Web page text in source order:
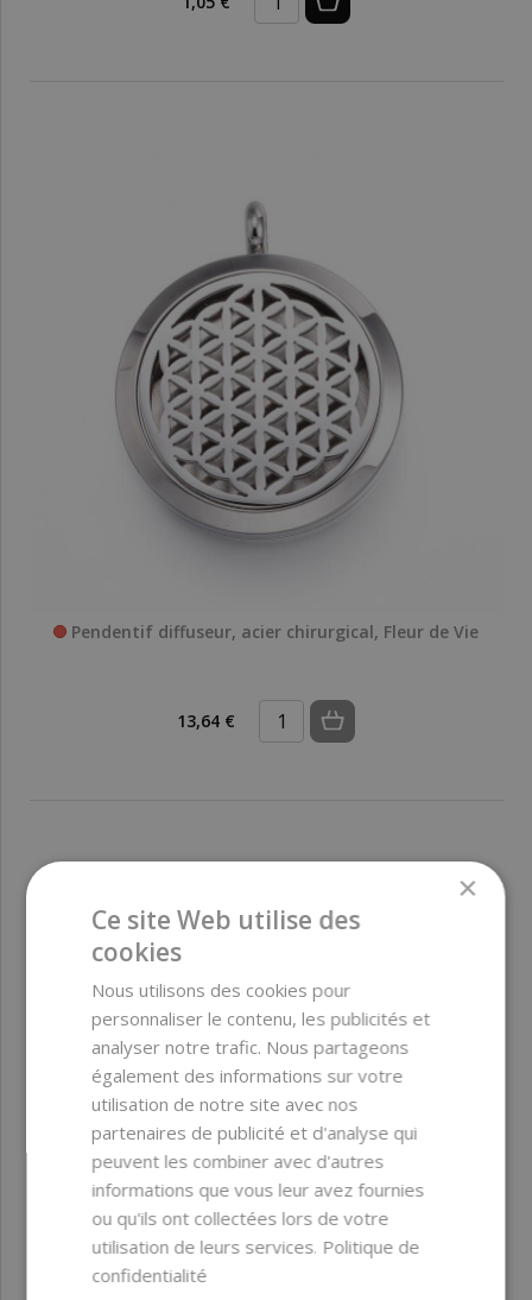
Pendentif diffuseur, acier chirurgical, Fleur de Vie
13,64 €
×
Ce site Web utilise des
cookies
Nous utilisons des cookies pour
personnaliser le contenu, les publicités et
analyser notre trafic. Nous partageons
également des informations sur votre
utilisation de notre site avec nos
partenaires de publicité et d'analyse qui
peuvent les combiner avec d'autres
informations que vous leur avez fournies
ou qu'ils ont collectées lors de votre
utilisation de leurs services. Politique de
confidentialité